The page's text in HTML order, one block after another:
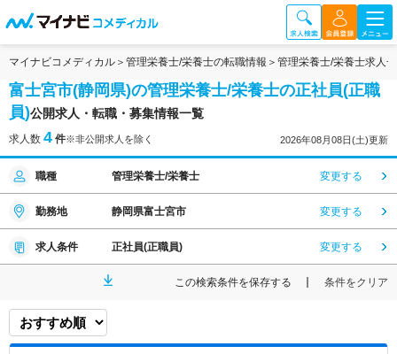
マイナビコメディカル 管理栄養士/栄養士の転職情報 管理栄養士/栄養士求人
富士宮市(静岡県)の管理栄養士/栄養士の正社員(正職
員)公開求人・転職・募集情報一覧
求人数 4 件※非公開求人を除く 2026年08月08日(土)更新
職種 管理栄養士/栄養士 変更する
勤務地 静岡県富士宮市 変更する
求人条件 正社員(正職員) 変更する
この検索条件を保存する 条件をクリア